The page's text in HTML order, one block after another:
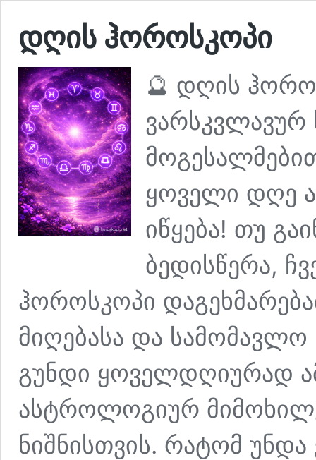
დღის ჰოროსკოპი
🔮 დღის
ვარსკვლავურ
ყოველი დღე
იწყება! თუ
ბედისწერა,
ჰოროსკოპი
მიღებასა და სამომავლო
გუნდი ყოველდღიურად
ასტროლოგიურ
ნიშნისთვის. რატომ